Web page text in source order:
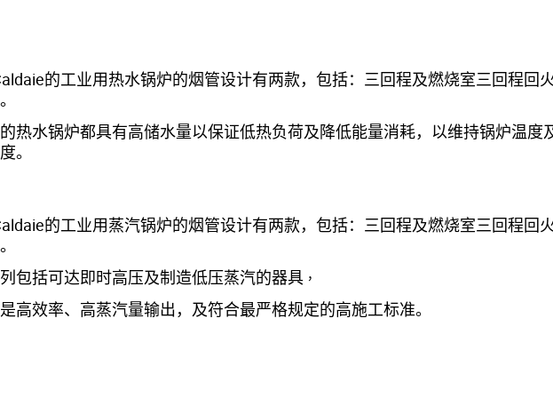
的工业用热水锅炉的烟管设计有两款，包括：三回程及燃烧室三回程回
热水锅炉都具有高储水量以保证低热负荷及降低能量消耗，以维持锅炉温度
。
的工业用蒸汽锅炉的烟管设计有两款，包括：三回程及燃烧室三回程回
包括可达即时高压及制造低压蒸汽的器具 ，
高效率、高蒸汽量输出，及符合最严格规定的高施工标准。